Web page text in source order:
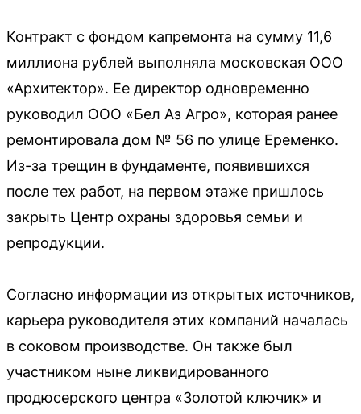
Контракт с фондом капремонта на сумму 11,6
миллиона рублей выполняла московская ООО
«Архитектор». Ее директор одновременно
руководил ООО «Бел Аз Агро», которая ранее
ремонтировала дом № 56 по улице Еременко.
Из-за трещин в фундаменте, появившихся
после тех работ, на первом этаже пришлось
закрыть Центр охраны здоровья семьи и
репродукции.
Согласно информации из открытых источников,
карьера руководителя этих компаний началась
в соковом производстве. Он также был
участником ныне ликвидированного
продюсерского центра «Золотой ключик» и